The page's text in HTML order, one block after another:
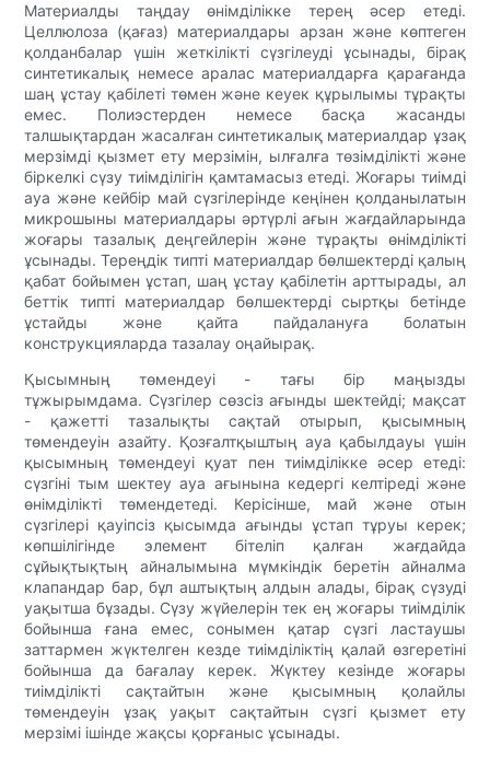
Материалды таңдау өнімділікке терең әсер етеді.
Целлюлоза (қағаз) материалдары арзан және көптеген
қолданбалар үшін жеткілікті сүзгілеуді ұсынады, бірақ
синтетикалық немесе аралас материалдарға қарағанда
шаң ұстау қабілеті төмен және кеуек құрылымы тұрақты
емес. Полиэстерден немесе басқа жасанды
талшықтардан жасалған синтетикалық материалдар ұзақ
мерзімді қызмет ету мерзімін, ылғалға төзімділікті және
біркелкі сүзу тиімділігін қамтамасыз етеді. Жоғары тиімді
ауа және кейбір май сүзгілерінде кеңінен қолданылатын
микрошыны материалдары әртүрлі ағын жағдайларында
жоғары тазалық деңгейлерін және тұрақты өнімділікті
ұсынады. Тереңдік типті материалдар бөлшектерді қалың
қабат бойымен ұстап, шаң ұстау қабілетін арттырады, ал
беттік типті материалдар бөлшектерді сыртқы бетінде
ұстайды және қайта пайдалануға болатын
конструкцияларда тазалау оңайырақ.
Қысымның төмендеуі - тағы бір маңызды
тұжырымдама. Сүзгілер сөзсіз ағынды шектейді; мақсат
- қажетті тазалықты сақтай отырып, қысымның
төмендеуін азайту. Қозғалтқыштың ауа қабылдауы үшін
қысымның төмендеуі қуат пен тиімділікке әсер етеді:
сүзгіні тым шектеу ауа ағынына кедергі келтіреді және
өнімділікті төмендетеді. Керісінше, май және отын
сүзгілері қауіпсіз қысымда ағынды ұстап тұруы керек;
көпшілігінде элемент бітеліп қалған жағдайда
сұйықтықтың айналымына мүмкіндік беретін айналма
клапандар бар, бұл аштықтың алдын алады, бірақ сүзуді
уақытша бұзады. Сүзу жүйелерін тек ең жоғары тиімділік
бойынша ғана емес, сонымен қатар сүзгі ластаушы
заттармен жүктелген кезде тиімділіктің қалай өзгеретіні
бойынша да бағалау керек. Жүктеу кезінде жоғары
тиімділікті сақтайтын және қысымның қолайлы
төмендеуін ұзақ уақыт сақтайтын сүзгі қызмет ету
мерзімі ішінде жақсы қорғаныс ұсынады.